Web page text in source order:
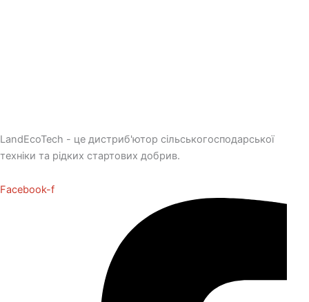
LandEcoTech - це дистриб'ютор сільськогосподарської
техніки та рідких стартових добрив.
Facebook-f